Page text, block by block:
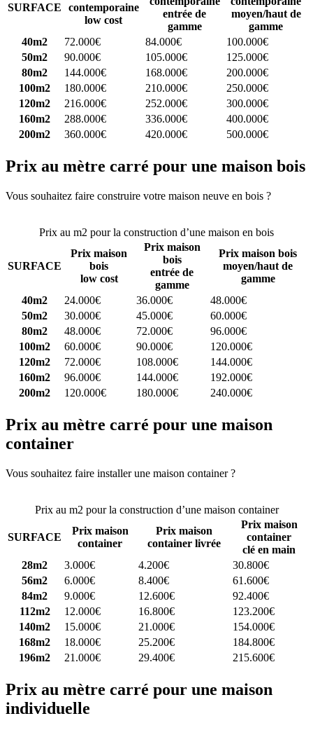
SURFACE
contemporaine
low cost
entrée de
gamme
moyen/haut de
gamme
40m2
72.000€ 84.000€
100.000€
50m2
90.000€ 105.000€
125.000€
80m2
144.000€ 168.000€
200.000€
100m2
180.000€ 210.000€
250.000€
120m2
216.000€ 252.000€
300.000€
160m2
288.000€ 336.000€
400.000€
200m2
360.000€ 420.000€ 500.000€
Prix au mètre carré pour une maison bois
Vous souhaitez faire construire votre maison neuve en bois ?
Prix au m2 pour la construction d’une maison en bois
SURFACE
Prix maison
bois
low cost
Prix maison
bois
entrée de
gamme
Prix maison bois
moyen/haut de
gamme
40m2
24.000€ 36.000€
48.000€
50m2
30.000€ 45.000€
60.000€
80m2
48.000€ 72.000€
96.000€
100m2
60.000€ 90.000€
120.000€
120m2
72.000€ 108.000€
144.000€
160m2
96.000€ 144.000€
192.000€
200m2
120.000€ 180.000€ 240.000€
Prix au mètre carré pour une maison
container
Vous souhaitez faire installer une maison container ?
Prix au m2 pour la construction d’une maison container
SURFACE
Prix maison
container
Prix maison
container livrée
Prix maison
container
clé en main
28m2
3.000€ 4.200€
30.800€
56m2
6.000€ 8.400€
61.600€
84m2
9.000€ 12.600€
92.400€
112m2
12.000€ 16.800€
123.200€
140m2
15.000€ 21.000€
154.000€
168m2
18.000€ 25.200€
184.800€
196m2
21.000€ 29.400€ 215.600€
Prix au mètre carré pour une maison
individuelle